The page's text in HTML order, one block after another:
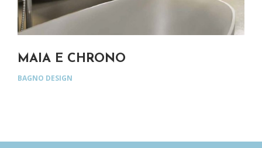
MAIA E CHRONO
BAGNO DESIGN